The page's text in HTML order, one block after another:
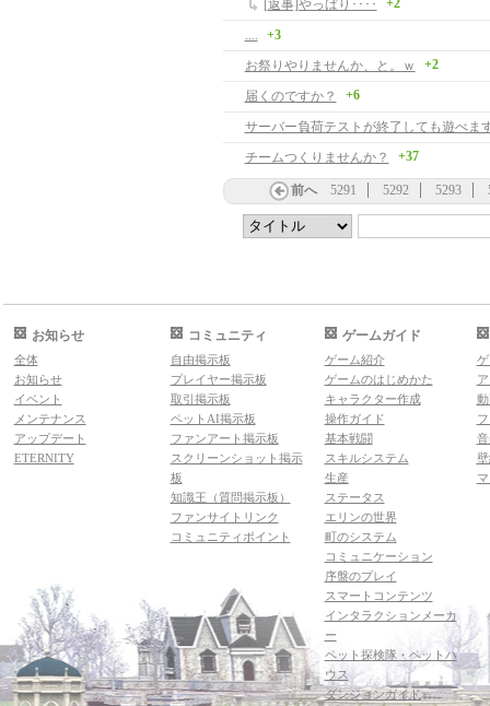
[返事]やっぱり････ +2
....
+3
お祭りやりませんか、と。ｗ
+2
届くのですか？ +6
サーバー負荷テストが終了しても遊べま
チームつくりませんか？
+37
前へ 5291 5292 5293
お知らせ
全体
お知らせ
イベント
メンテナンス
アップデート
ETERNITY
コミュニティ
自由掲示板
プレイヤー掲示板
取引掲示板
ペットAI掲示板
ファンアート掲示板
スクリーンショット掲示
板
知識王（質問掲示板）
ファンサイトリンク
コミュニティポイント
ゲームガイド
ゲーム紹介
ゲームのはじめかた
キャラクター作成
操作ガイド
基本戦闘
スキルシステム
生産
ステータス
エリンの世界
町のシステム
コミュニケーション
序盤のプレイ
スマートコンテンツ
インタラクションメーカ
ー
ペット探検隊・ペットハ
ウス
ダンジョンガイド